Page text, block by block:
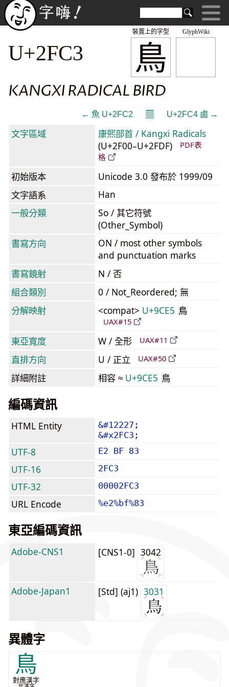
GlyphWiki
⿃
裝置上的字型
U+2FC3
KANGXI RADICAL BIRD
← ⿂ U+2FC2 𝄜 U+2FC4 ⿄ →
文字區域
康熙部首 / Kangxi Radicals
(U+2F00–U+2FDF)
PDF表
格
初始版本
Unicode 3.0 發布於 1999/09
文字語系
Han
一般分類
So / 其它符號
(Other_Symbol)
書寫方向
ON / most other symbols
and punctuation marks
書寫鏡射
N / 否
組合類別
0 / Not_Reordered; 無
分解映射
<compat> U+9CE5 鳥
UAX#15
東亞寬度 W / 全形 UAX#11
直排方向 U / 正立 UAX#50
詳細附註 相容 ≈ U+9CE5 鳥
編碼資訊
HTML Entity
&#12227;
&#x2FC3;
UTF-8 E2 BF 83
UTF-16 2FC3
UTF-32 00002FC3
URL Encode %e2%bf%83
東亞編碼資訊
Adobe-CNS1 [CNS1-0] 3042
Adobe-Japan1 [Std] (aj1) 3031
異體字
鳥
對應漢字